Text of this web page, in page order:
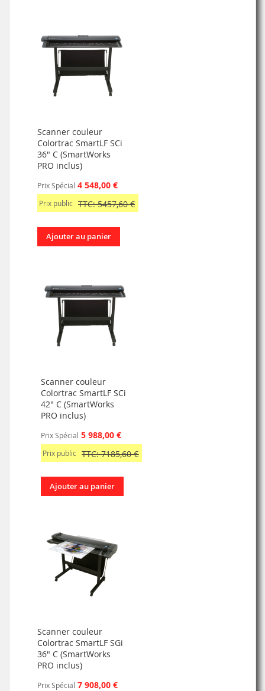
Scanner couleur
Colortrac SmartLF SCi
36" C (SmartWorks
PRO inclus)
Prix Spécial 4 548,00 €
Prix public TTC: 5457,60 €
Ajouter au panier
Scanner couleur
Colortrac SmartLF SCi
42" C (SmartWorks
PRO inclus)
Prix Spécial 5 988,00 €
Prix public TTC: 7185,60 €
Ajouter au panier
Scanner couleur
Colortrac SmartLF SGi
36" C (SmartWorks
PRO inclus)
Prix Spécial 7 908,00 €